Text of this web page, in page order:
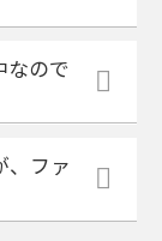
なので
、ファ